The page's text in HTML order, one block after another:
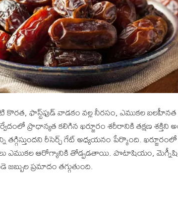
ఫాస్ట్‌ఫుడ్ వాడకం వల్ల నీరసం, ఎముకల బలహీనత
ప్రాధాన్యత కలిగిన ఖర్జూరం శరీరానికి తక్షణ శక్తిని
తగ్గిస్తుందని రీసెర్చ్‌ గేట్‌ అధ్యయనం పేర్కొంది.
ఎముకల ఆరోగ్యానికి తోడ్పడతాయి. పొటాషియం,
ప్రమాదం తగ్గుతుంది.